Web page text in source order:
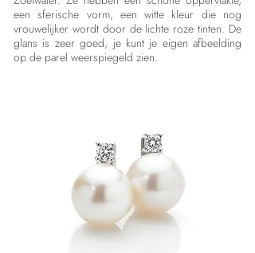
een sferische vorm, een witte kleur die nog
vrouwelijker wordt door de lichte roze tinten. De
glans is zeer goed, je kunt je eigen afbeelding
op de parel weerspiegeld zien.